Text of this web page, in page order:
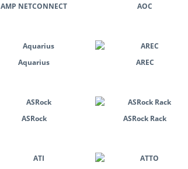
AMP NETCONNECT AOC
Aquarius AREC
ASRock ASRock Rack